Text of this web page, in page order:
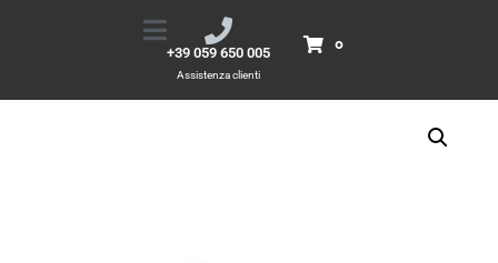
+39 059 650 005
Assistenza clienti
0
Prodotti X18 Semi Gloss Black